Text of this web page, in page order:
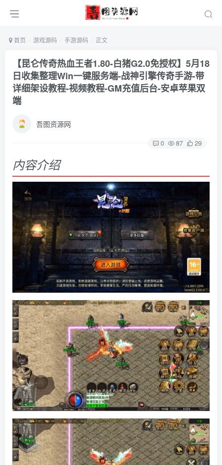
首页 游戏源码 手游源码 正文
【昆仑传奇热血王者1.80-白猪G2.0免授权】5月18
日收集整理Win一键服务端-战神引擎传奇手游-带
详细架设教程-视频教程-GM充值后台-安卓苹果双
端
吾图资源网
0 87 29
内容介绍